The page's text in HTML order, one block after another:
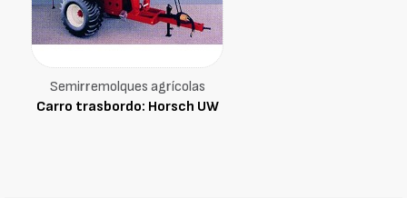
Semirremolques agrícolas
Carro trasbordo: Horsch UW